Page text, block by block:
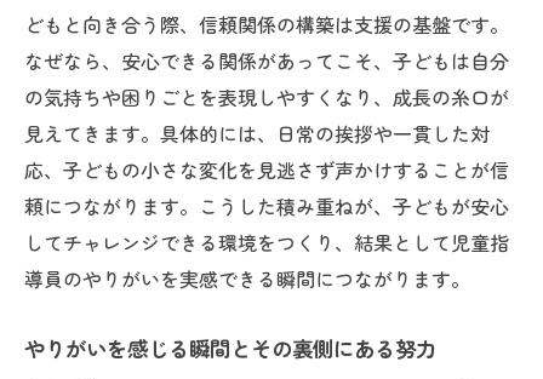
どもと向き合う際、信頼関係の構築は支援の基盤です。
なぜなら、安心できる関係があってこそ、子どもは自分
の気持ちや困りごとを表現しやすくなり、成長の糸口が
見えてきます。具体的には、日常の挨拶や一貫した対
応、子どもの小さな変化を見逃さず声かけすることが信
頼につながります。こうした積み重ねが、子どもが安心
してチャレンジできる環境をつくり、結果として児童指
導員のやりがいを実感できる瞬間につながります。
やりがいを感じる瞬間とその裏側にある努力